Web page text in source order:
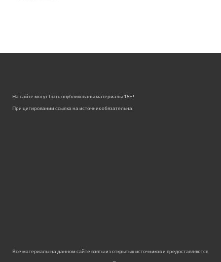
На сайте могут быть опубликованы материалы 18+!
При цитировании ссылка на источник обязательна.
Все материалы на данном сайте взяты из открытых источников и предоставляются